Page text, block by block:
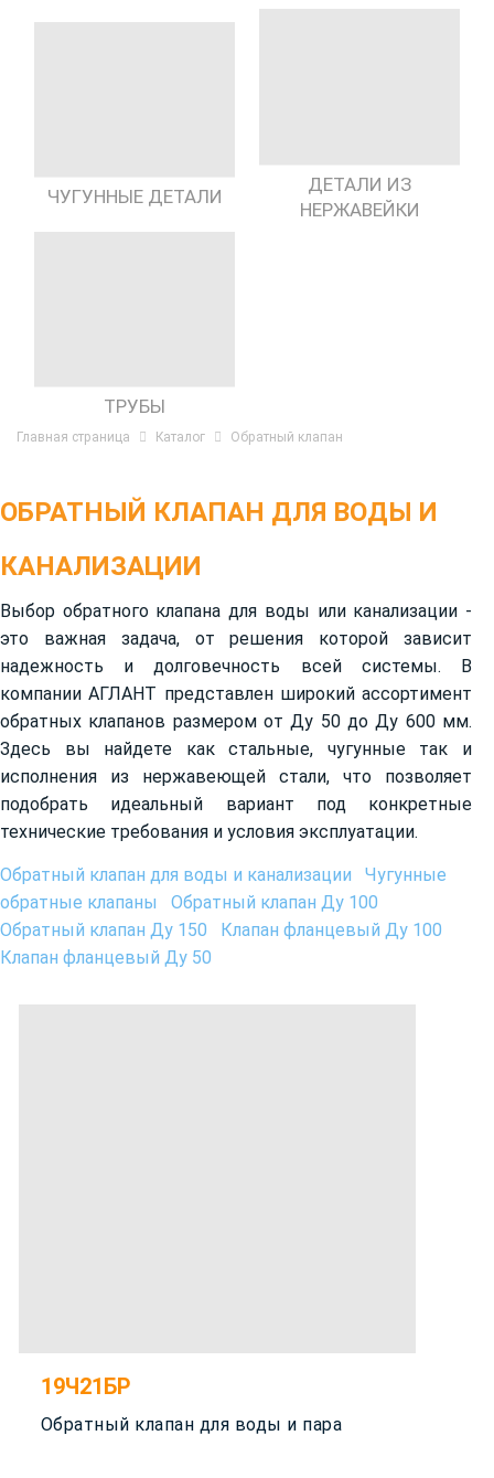
ЧУГУННЫЕ ДЕТАЛИ
ДЕТАЛИ ИЗ
НЕРЖАВЕЙКИ
ТРУБЫ
Главная страница Каталог Обратный клапан
ОБРАТНЫЙ КЛАПАН ДЛЯ ВОДЫ И
КАНАЛИЗАЦИИ
Выбор обратного клапана для воды или канализации -
это важная задача, от решения которой зависит
надежность и долговечность всей системы. В
компании АГЛАНТ представлен широкий ассортимент
обратных клапанов размером от Ду 50 до Ду 600 мм.
Здесь вы найдете как стальные, чугунные так и
исполнения из нержавеющей стали, что позволяет
подобрать идеальный вариант под конкретные
технические требования и условия эксплуатации.
Обратный клапан для воды и канализации
Чугунные
обратные клапаны
Обратный клапан Ду 100
Обратный клапан Ду 150
Клапан фланцевый Ду 100
Клапан фланцевый Ду 50
19Ч21БР
Обратный клапан для воды и пара